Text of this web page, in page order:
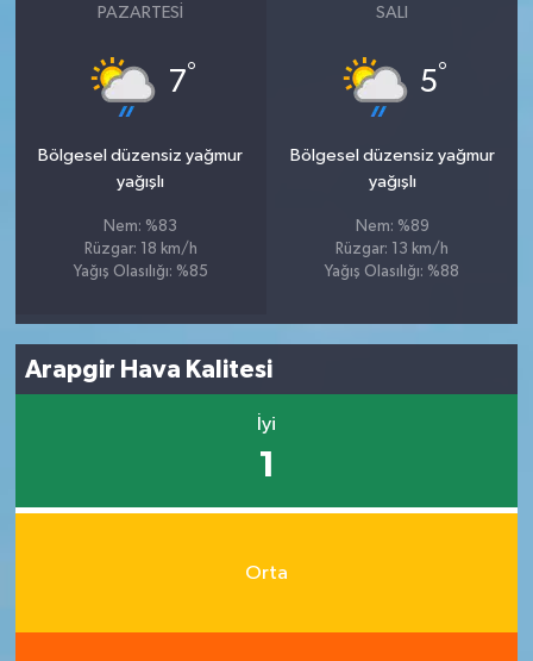
PAZARTESI
7°
Bölgesel düzensiz yağmur
yağışlı
Nem: %83
Rüzgar: 18 km/h
Yağış Olasılığı: %85
SALI
5°
Bölgesel düzensiz yağmur
yağışlı
Nem: %89
Rüzgar: 13 km/h
Yağış Olasılığı: %88
Arapgir Hava Kalitesi
İyi
1
Orta